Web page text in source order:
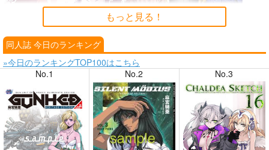
8月6日掲載
8月4日掲載 8月4日掲載
もっと見る！
同人誌 今日のランキング
»今日のランキングTOP100はこちら
No.1
No.2 No.3